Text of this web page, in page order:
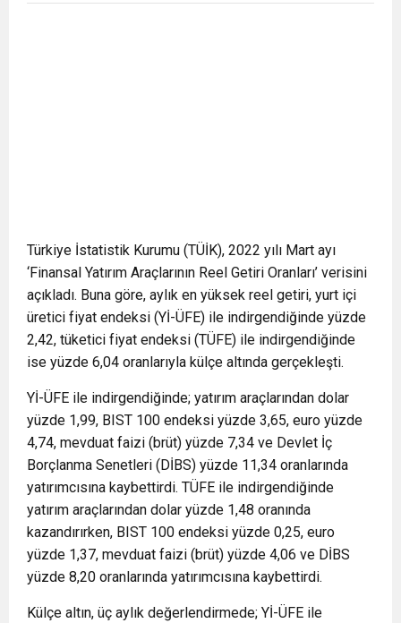
Türkiye İstatistik Kurumu (TÜİK), 2022 yılı Mart ayı
‘Finansal Yatırım Araçlarının Reel Getiri Oranları’ verisini
açıkladı. Buna göre, aylık en yüksek reel getiri, yurt içi
üretici fiyat endeksi (Yİ-ÜFE) ile indirgendiğinde yüzde
2,42, tüketici fiyat endeksi (TÜFE) ile indirgendiğinde
ise yüzde 6,04 oranlarıyla külçe altında gerçekleşti.
Yİ-ÜFE ile indirgendiğinde; yatırım araçlarından dolar
yüzde 1,99, BIST 100 endeksi yüzde 3,65, euro yüzde
4,74, mevduat faizi (brüt) yüzde 7,34 ve Devlet İç
Borçlanma Senetleri (DİBS) yüzde 11,34 oranlarında
yatırımcısına kaybettirdi. TÜFE ile indirgendiğinde
yatırım araçlarından dolar yüzde 1,48 oranında
kazandırırken, BIST 100 endeksi yüzde 0,25, euro
yüzde 1,37, mevduat faizi (brüt) yüzde 4,06 ve DİBS
yüzde 8,20 oranlarında yatırımcısına kaybettirdi.
Külçe altın, üç aylık değerlendirmede; Yİ-ÜFE ile